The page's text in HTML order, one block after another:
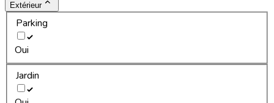
Extérieur
Parking
Oui
Jardin